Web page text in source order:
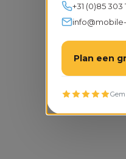
+31 (0)85 303
Plan een